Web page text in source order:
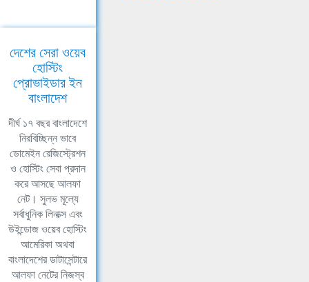
দেশের সেরা ওয়েব
হোস্টিং
প্রোভাইডার ইন
বাংলাদেশ
দীর্ঘ ১৭ বছর বাংলাদেশে
নিরবিচ্ছিন্ন ভাবে
ডোমেইন রেজিস্ট্রেশন
ও হোস্টিং সেবা প্রদান
করে আসছে আলফা
নেট। সুলভ মূল্যে
সর্বাধুনিক লিনাক্স এবং
উইন্ডোজ ওয়েব হোস্টিং
আমেরিকা অথবা
বাংলাদেশের ডাটাসেন্টারে
আলফা নেটের নিজস্ব